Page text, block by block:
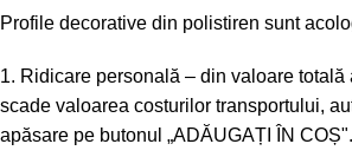
Profile decorative din polistiren sunt
1. Ridicare personală – din valoare totală
scade valoarea costurilor transportului,
apăsare pe butonul „ADĂUGAȚI ÎN COȘ".